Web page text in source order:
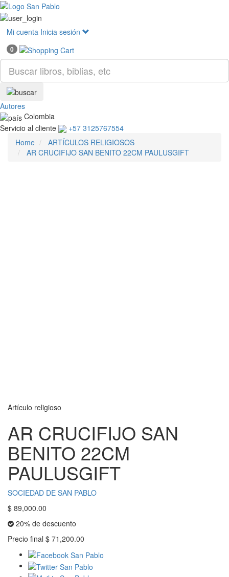
Mi cuenta Inicia sesión
0
Autores
Colombia
Servicio al cliente
+57 3125767554
Home
ARTÍCULOS RELIGIOSOS
AR CRUCIFIJO SAN BENITO 22CM PAULUSGIFT
Artículo religioso
AR CRUCIFIJO SAN
BENITO 22CM
PAULUSGIFT
SOCIEDAD DE SAN PABLO
$ 89,000.00
20% de descuento
Precio final $ 71,200.00